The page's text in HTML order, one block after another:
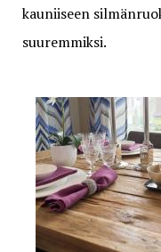
kauniiseen
suuremmiksi.